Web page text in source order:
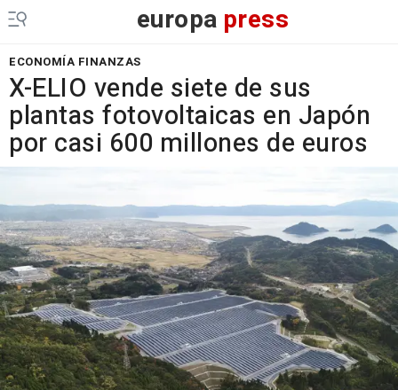
europa press
ECONOMÍA FINANZAS
X-ELIO vende siete de sus
plantas fotovoltaicas en Japón
por casi 600 millones de euros